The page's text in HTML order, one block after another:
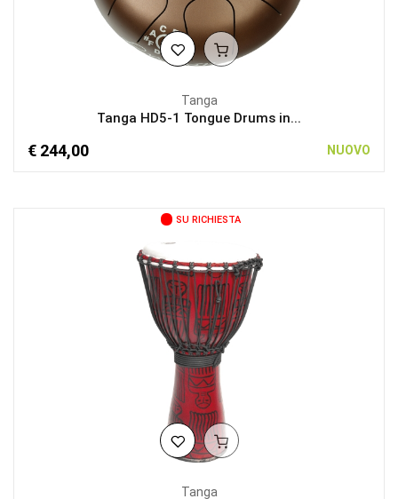
Tanga
Tanga HD5-1 Tongue Drums in...
€ 244,00 NUOVO
SU RICHIESTA
Tanga